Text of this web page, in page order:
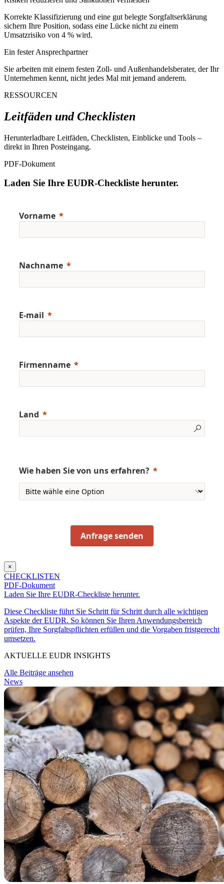
Korrekte Klassifizierung und eine gut belegte Sorgfaltserklärung
sichern Ihre Position, sodass eine Lücke nicht zu einem
Umsatzrisiko von 4 % wird.
Ein fester Ansprechpartner
Sie arbeiten mit einem festen Zoll- und Außenhandelsberater, der Ihr
Unternehmen kennt, nicht jedes Mal mit jemand anderem.
RESSOURCEN
Leitfäden und Checklisten
Herunterladbare Leitfäden, Checklisten, Einblicke und Tools –
direkt in Ihren Posteingang.
PDF-Dokument
Laden Sie Ihre EUDR-Checkliste herunter.
Vorname
Nachname
E-mail
Firmenname
Land
Wie haben Sie von uns erfahren?
Anfrage senden
×
CHECKLISTEN
PDF-Dokument
Laden Sie Ihre EUDR-Checkliste herunter.
Diese Checkliste führt Sie Schritt für Schritt durch alle wichtigen
Aspekte der EUDR. So können Sie Ihren Anwendungsbereich
prüfen, Ihre Sorgfaltspflichten erfüllen und die Vorgaben fristgerecht
umsetzen.
AKTUELLE EUDR INSIGHTS
Alle Beiträge ansehen
News